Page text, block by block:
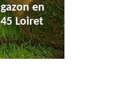
en
Loiret